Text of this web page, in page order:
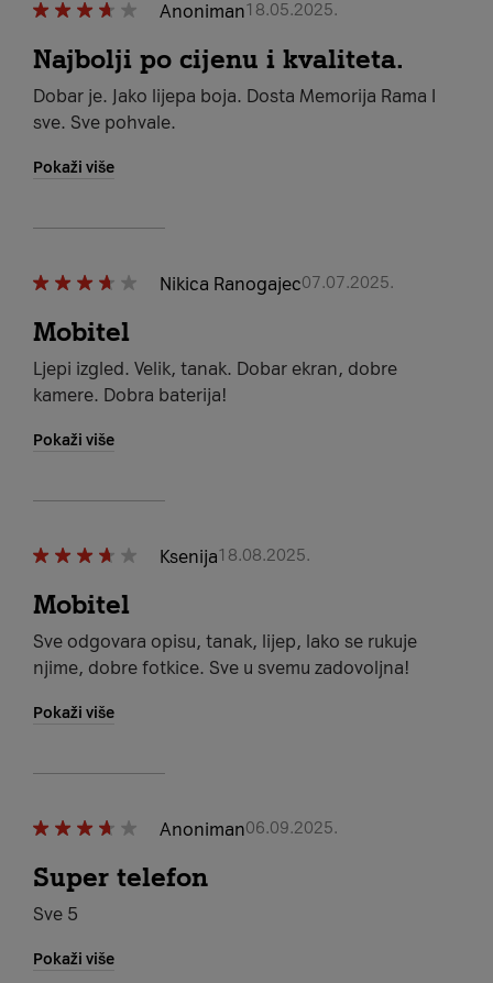
Anoniman18.05.2025.
Najbolji po cijenu i kvaliteta.
Dobar je. Jako lijepa boja. Dosta Memorija Rama I
sve. Sve pohvale.
Pokaži više
Nikica Ranogajec07.07.2025.
Mobitel
Ljepi izgled. Velik, tanak. Dobar ekran, dobre
kamere. Dobra baterija!
Pokaži više
Ksenija18.08.2025.
Mobitel
Sve odgovara opisu, tanak, lijep, lako se rukuje
njime, dobre fotkice. Sve u svemu zadovoljna!
Pokaži više
Anoniman06.09.2025.
Super telefon
Sve 5
Pokaži više